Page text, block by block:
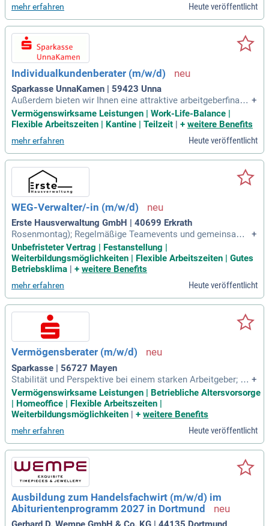
mehr erfahren Heute veröffentlicht
Individualkundenberater (m/w/d)
Sparkasse UnnaKamen | 59423 Unna
Außerdem bieten wir Ihnen eine attraktive arbeitgeberfinanzi
erte Altersvorsorge, sowie eine betriebliche Krankenversich
erung. Ihre Work-Life-Balance ist uns wichtig. Deshalb biete
+
Vermögenswirksame Leistungen | Work-Life-Balance |
Flexible Arbeitszeiten | Kantine | Teilzeit | + weitere Benefits
mehr erfahren Heute veröffentlicht
WEG-Verwalter/-in (m/w/d)
Erste Hausverwaltung GmbH | 40699 Erkrath
Rosenmontag); Regelmäßige Teamevents und gemeinsame
Aktivitäten sowie ein positives Arbeitsklima; Kostenlose Ge
tränke (Kaffee, Tee, Wasser); Betriebliche Krankenkasse mit
einem Budget von 300 €/Jahr für Massagen, Sehhilfen, Zahn
+
Unbefristeter Vertrag | Festanstellung |
Weiterbildungsmöglichkeiten | Flexible Arbeitszeiten | Gutes
Betriebsklima
+ weitere Benefits
mehr erfahren Heute veröffentlicht
Vermögensberater (m/w/d)
Sparkasse | 56727 Mayen
Stabilität und Perspektive bei einem starken Arbeitgeber; At
traktive Vergütung gemäß Tarifvertrag (TVöD-S) plus Sonder
zahlungen; Zuschuss zu vermögenswirksamen Leistungen u
nd der betrieblichen Altersvorsorge; Finanzielle Unterstützu
ng bei der betrieblichen Krankenzusatzversicherung
+
Vermögenswirksame Leistungen | Betriebliche Altersvorsorge
| Homeoffice | Flexible Arbeitszeiten |
Weiterbildungsmöglichkeiten | + weitere Benefits
mehr erfahren Heute veröffentlicht
Ausbildung zum Handelsfachwirt (m/w/d) im
Abiturientenprogramm 2027 in Dortmund